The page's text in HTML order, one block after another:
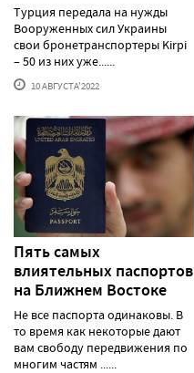
Турция передала на нужды
Вооруженных сил Украины
свои бронетранспортеры Kirpi
– 50 из них уже......
10 АВГУСТА'2022
Пять самых
влиятельных паспортов
на Ближнем Востоке
Не все паспорта одинаковы. В
то время как некоторые дают
вам свободу передвижения по
многим частям ......